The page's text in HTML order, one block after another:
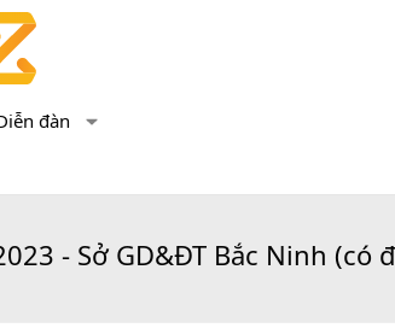
đàn
- Sở GD&ĐT Bắc Ninh (có